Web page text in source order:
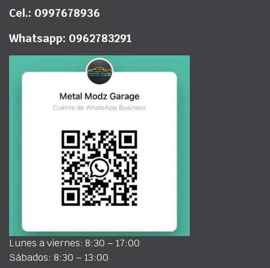
Cel.: 0997678936
Whatsapp: 0962783291
Lunes a viernes: 8:30 – 17:00
Sábados: 8:30 – 13:00